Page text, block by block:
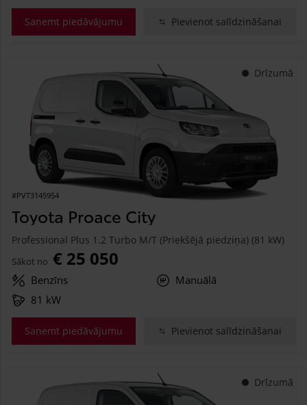
Saņemt piedāvājumu Pievienot salīdzināšanai
Drīzumā
#PVT3145954
Toyota Proace City
Professional Plus 1.2 Turbo M/T (Priekšējā piedziņa) (81 kW)
Sākot no € 25 050
Benzīns
Manuālā
81 kW
Saņemt piedāvājumu Pievienot salīdzināšanai
Drīzumā